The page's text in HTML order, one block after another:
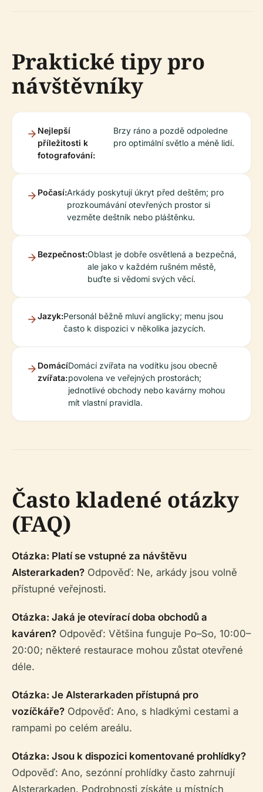
Praktické tipy pro
návštěvníky
Nejlepší
příležitosti k
fotografování:
Brzy ráno a pozdě odpoledne
pro optimální světlo a méně lidí.
Počasí:Arkády poskytují úkryt před deštěm; pro
prozkoumávání otevřených prostor si
vezměte deštník nebo pláštěnku.
Bezpečnost:Oblast je dobře osvětlená a bezpečná,
ale jako v každém rušném městě,
buďte si vědomi svých věcí.
Jazyk:Personál běžně mluví anglicky; menu jsou
často k dispozici v několika jazycích.
Domácí
zvířata:
Domácí zvířata na vodítku jsou obecně
povolena ve veřejných prostorách;
jednotlivé obchody nebo kavárny mohou
mít vlastní pravidla.
Často kladené otázky
(FAQ)
Otázka: Platí se vstupné za návštěvu
Alsterarkaden? Odpověď: Ne, arkády jsou volně
přístupné veřejnosti.
Otázka: Jaká je otevírací doba obchodů a
kaváren? Odpověď: Většina funguje Po–So, 10:00–
20:00; některé restaurace mohou zůstat otevřené
déle.
Otázka: Je Alsterarkaden přístupná pro
vozíčkáře? Odpověď: Ano, s hladkými cestami a
rampami po celém areálu.
Otázka: Jsou k dispozici komentované prohlídky?
Odpověď: Ano, sezónní prohlídky často zahrnují
Alsterarkaden. Podrobnosti získáte u místních